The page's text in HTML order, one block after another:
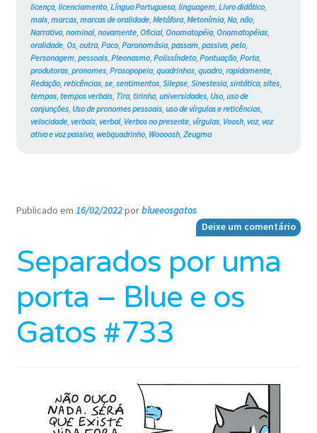
licença, licenciamento, Língua Portuguesa, linguagem, Livro didático,
mais, marcas, marcas de oralidade, Metáfora, Metonímia, Na, não,
Narrativa, nominal, novamente, Oficial, Onomatopéia, Onomatopéias,
oralidade, Os, outra, Paco, Paronomásia, passam, passiva, pelo,
Personagem, pessoais, Pleonasmo, Polissíndeto, Pontuação, Porta,
produtoras, pronomes, Prosopopeia, quadrinhos, quadro, rapidamente,
Redação, reticências, se, sentimentos, Silepse, Sinestesia, sintática, sites,
tempos, tempos verbais, Tira, tirinha, universidades, Uso, uso de
conjunções, Uso de pronomes pessoais, uso de vírgulas e reticências,
velocidade, verbais, verbal, Verbos no presente, vírgulas, Voosh, voz, voz
ativa e voz passiva, webquadrinho, Woooosh, Zeugma
Publicado em 16/02/2022porblueeosgatos
Deixe um comentário
Separados por uma
porta – Blue e os
Gatos #733